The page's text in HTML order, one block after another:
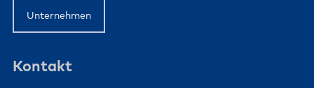
Unternehmen
Kontakt